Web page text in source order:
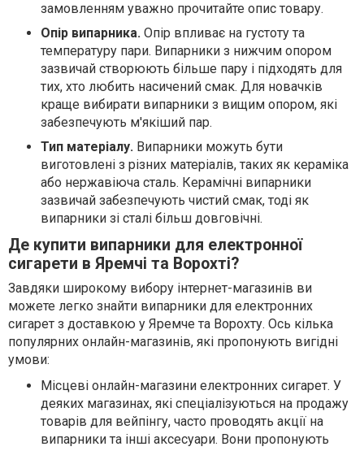
замовленням уважно прочитайте опис товару.
Опір випарника. Опір впливає на густоту та
температуру пари. Випарники з нижчим опором
зазвичай створюють більше пару і підходять для
тих, хто любить насичений смак. Для новачків
краще вибирати випарники з вищим опором, які
забезпечують м'якіший пар.
Тип матеріалу. Випарники можуть бути
виготовлені з різних матеріалів, таких як кераміка
або нержавіюча сталь. Керамічні випарники
зазвичай забезпечують чистий смак, тоді як
випарники зі сталі більш довговічні.
Де купити випарники для електронної
сигарети в Яремчі та Ворохті?
Завдяки широкому вибору інтернет-магазинів ви
можете легко знайти випарники для електронних
сигарет з доставкою у Яремче та Ворохту. Ось кілька
популярних онлайн-магазинів, які пропонують вигідні
умови:
Місцеві онлайн-магазини електронних сигарет. У
деяких магазинах, які спеціалізуються на продажу
товарів для вейпінгу, часто проводять акції на
випарники та інші аксесуари. Вони пропонують